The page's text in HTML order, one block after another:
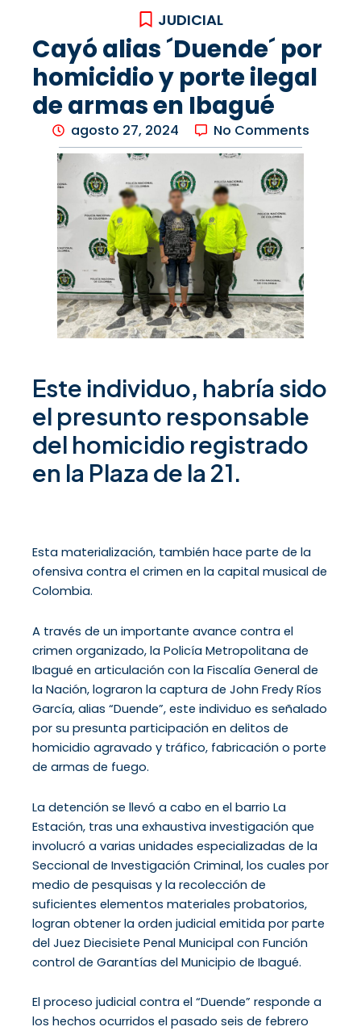
JUDICIAL
Cayó alias ´Duende´ por
homicidio y porte ilegal
de armas en Ibagué
agosto 27, 2024 No Comments
Este individuo, habría sido
el presunto responsable
del homicidio registrado
en la Plaza de la 21.
Esta materialización, también hace parte de la
ofensiva contra el crimen en la capital musical de
Colombia.
A través de un importante avance contra el
crimen organizado, la Policía Metropolitana de
Ibagué en articulación con la Fiscalía General de
la Nación, lograron la captura de John Fredy Ríos
García, alias “Duende”, este individuo es señalado
por su presunta participación en delitos de
homicidio agravado y tráfico, fabricación o porte
de armas de fuego.
La detención se llevó a cabo en el barrio La
Estación, tras una exhaustiva investigación que
involucró a varias unidades especializadas de la
Seccional de Investigación Criminal, los cuales por
medio de pesquisas y la recolección de
suficientes elementos materiales probatorios,
logran obtener la orden judicial emitida por parte
del Juez Diecisiete Penal Municipal con Función
control de Garantías del Municipio de Ibagué.
El proceso judicial contra el “Duende” responde a
los hechos ocurridos el pasado seis de febrero